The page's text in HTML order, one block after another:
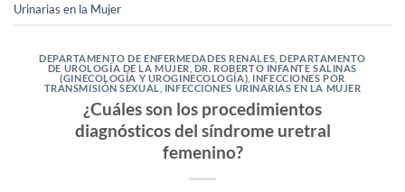
Urinarias en la Mujer
DEPARTAMENTO DE ENFERMEDADES RENALES ,DEPARTAMENTO
DE UROLOGÍA DE LA MUJER DR. ROBERTO INFANTE SALINAS
(GINECOLOGÍA Y UROGINECOLOGÍA) INFECCIONES POR
TRANSMISIÓN SEXUAL
INFECCIONES URINARIAS EN LA MUJER
¿Cuáles son los procedimientos
diagnósticos del síndrome uretral
femenino?